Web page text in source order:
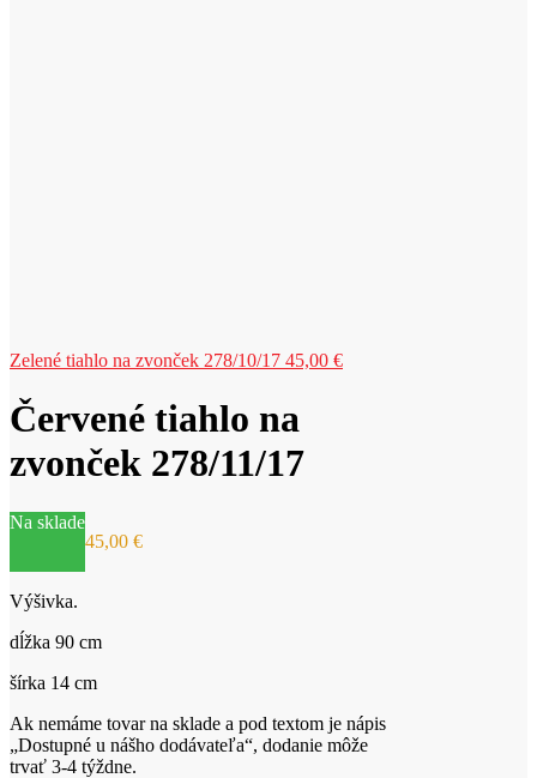
Zelené tiahlo na zvonček 278/10/17 45,00 €
Červené tiahlo na
zvonček 278/11/17
Na sklade
45,00 €
Výšivka.
dĺžka 90 cm
šírka 14 cm
Ak nemáme tovar na sklade a pod textom je nápis
„Dostupné u nášho dodávateľa“, dodanie môže
trvať 3-4 týždne.